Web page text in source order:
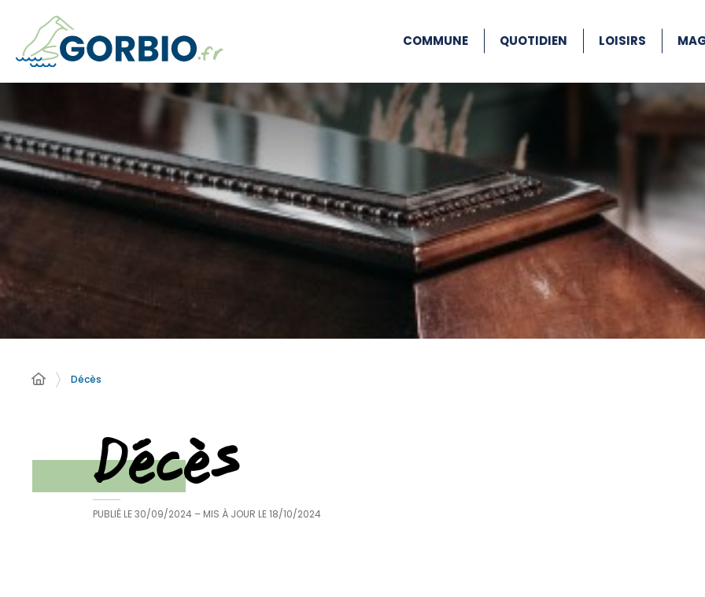
COMMUNE QUOTIDIEN LOISIRS
Décès
Décès
PUBLIÉ LE30/09/2024 – MIS À JOUR LE18/10/2024